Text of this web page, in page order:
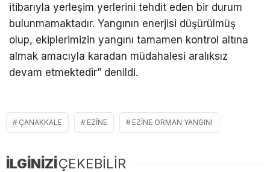
itibarıyla yerleşim yerlerini tehdit eden bir durum
bulunmamaktadır. Yangının enerjisi düşürülmüş
olup, ekiplerimizin yangını tamamen kontrol altına
almak amacıyla karadan müdahalesi aralıksız
devam etmektedir” denildi.
ÇANAKKALE EZINE EZINE ORMAN YANGINI
İLGİNİZİÇEKEBİLİR